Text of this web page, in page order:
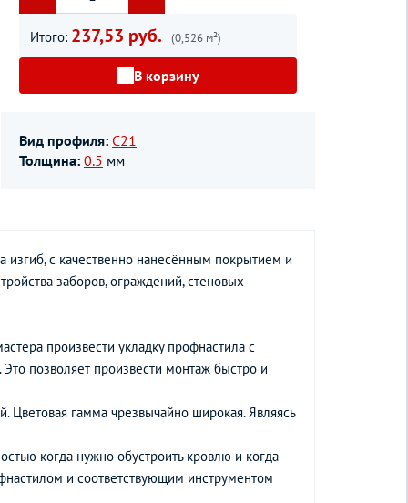
Итого: 237,53 руб. (0,526 м²)
В корзину
Вид профиля: С21
Толщина: 0.5 мм
изгиб, с качественно нанесённым покрытием и
заборов, ограждений, стеновых
произвести укладку профнастила с
позволяет произвести монтаж быстро и
Цветовая гамма чрезвычайно широкая. Являясь
когда нужно обустроить кровлю и когда
и соответствующим инструментом